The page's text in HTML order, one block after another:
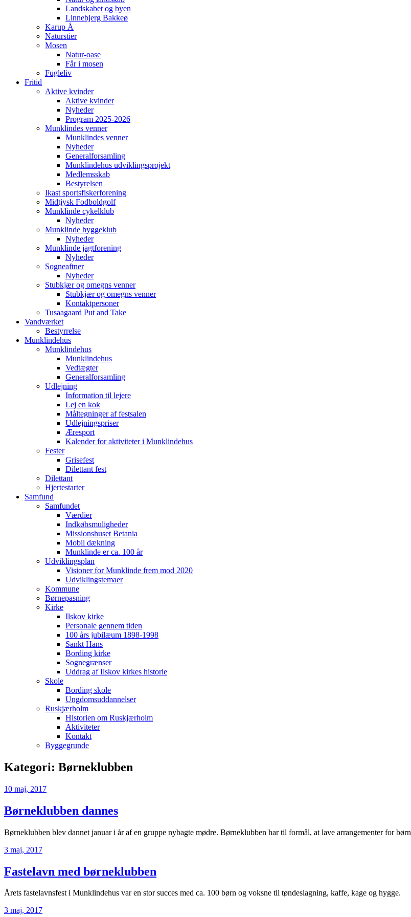
Landskabet og byen
Linnebjerg Bakkeø
Karup Å
Naturstier
Mosen
Natur-oase
Får i mosen
Fugleliv
Fritid
Aktive kvinder
Aktive kvinder
Nyheder
Program 2025-2026
Munklindes venner
Munklindes venner
Nyheder
Generalforsamling
Munklindehus udviklingsprojekt
Medlemsskab
Bestyrelsen
Ikast sportsfiskerforening
Midtjysk Fodboldgolf
Munklinde cykelklub
Nyheder
Munklinde hyggeklub
Nyheder
Munklinde jagtforening
Nyheder
Sogneaftner
Nyheder
Stubkjær og omegns venner
Stubkjær og omegns venner
Kontaktpersoner
Tusaagaard Put and Take
Vandværket
Bestyrrelse
Munklindehus
Munklindehus
Munklindehus
Vedtægter
Generalforsamling
Udlejning
Information til lejere
Lej en kok
Måltegninger af festsalen
Udlejningspriser
Æresport
Kalender for aktiviteter i Munklindehus
Fester
Grisefest
Dilettant fest
Dilettant
Hjertestarter
Samfund
Samfundet
Værdier
Indkøbsmuligheder
Missionshuset Betania
Mobil dækning
Munklinde er ca. 100 år
Udviklingsplan
Visioner for Munklinde frem mod 2020
Udviklingstemaer
Kommune
Børnepasning
Kirke
Ilskov kirke
Personale gennem tiden
100 års jubilæum 1898-1998
Sankt Hans
Bording kirke
Sognegrænser
Uddrag af Ilskov kirkes historie
Skole
Bording skole
Ungdomsuddannelser
Ruskjærholm
Historien om Ruskjærholm
Aktiviteter
Kontakt
Byggegrunde
Kategori: Børneklubben
10 maj, 2017
Børneklubben dannes
Børneklubben blev dannet januar i år af en gruppe nybagte mødre. Børneklubben har til formål, at lave arrangementer for børn
3 maj, 2017
Fastelavn med børneklubben
Årets fastelavnsfest i Munklindehus var en stor succes med ca. 100 børn og voksne til tøndeslagning, kaffe, kage og hygge.
3 maj, 2017